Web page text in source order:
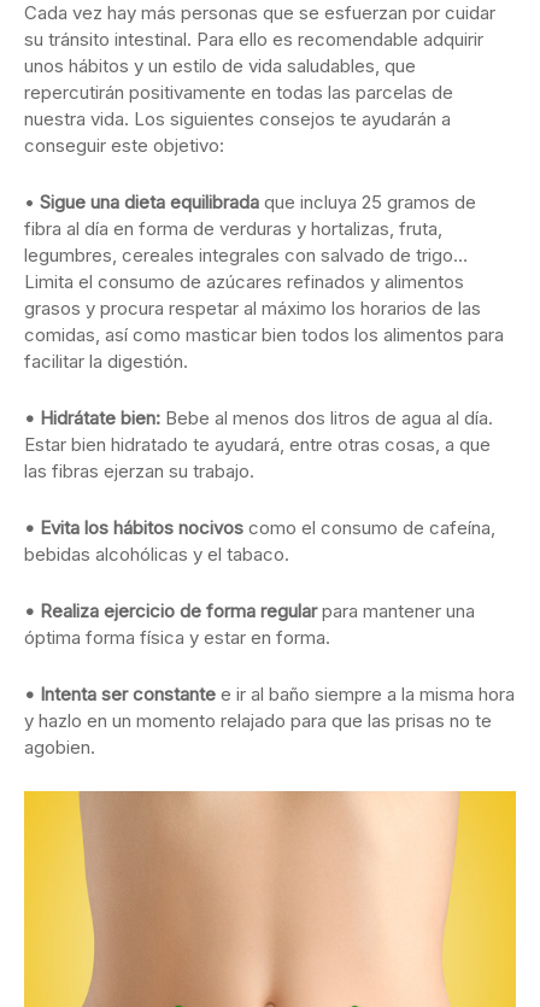
Cada vez hay más personas que se esfuerzan por cuidar
su tránsito intestinal. Para ello es recomendable adquirir
unos hábitos y un estilo de vida saludables, que
repercutirán positivamente en todas las parcelas de
nuestra vida. Los siguientes consejos te ayudarán a
conseguir este objetivo:
• Sigue una dieta equilibrada que incluya 25 gramos de
fibra al día en forma de verduras y hortalizas, fruta,
legumbres, cereales integrales con salvado de trigo…
Limita el consumo de azúcares refinados y alimentos
grasos y procura respetar al máximo los horarios de las
comidas, así como masticar bien todos los alimentos para
facilitar la digestión.
• Hidrátate bien: Bebe al menos dos litros de agua al día.
Estar bien hidratado te ayudará, entre otras cosas, a que
las fibras ejerzan su trabajo.
• Evita los hábitos nocivos como el consumo de cafeína,
bebidas alcohólicas y el tabaco.
• Realiza ejercicio de forma regularpara mantener una
óptima forma física y estar en forma.
• Intenta ser constante e ir al baño siempre a la misma hora
y hazlo en un momento relajado para que las prisas no te
agobien.